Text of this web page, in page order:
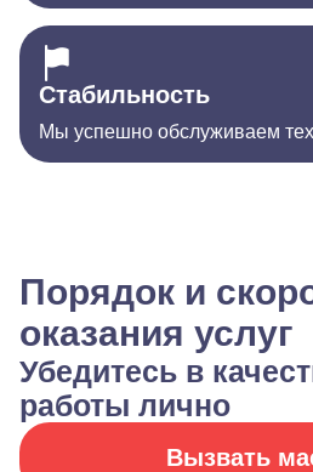
Стабильность
Мы успешно обслуживаем
Порядок и
оказания услуг
Убедитесь в
работы лично
Вызвать